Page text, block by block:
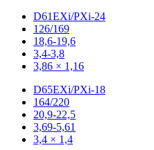
D61EXi/PXi-24
126/169
18,6-19,6
3,4-3,8
3,86 × 1,16
D65EXi/PXi-18
164/220
20,9-22,5
3,69-5,61
3,4 × 1,4